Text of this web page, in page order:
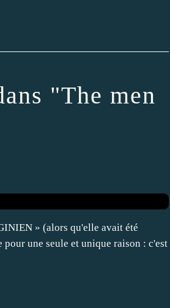
"The men
» (alors qu'elle avait été
une seule et unique raison : c'est